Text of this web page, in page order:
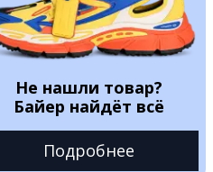
Не нашли товар?
Байер найдёт всё
Подробнее